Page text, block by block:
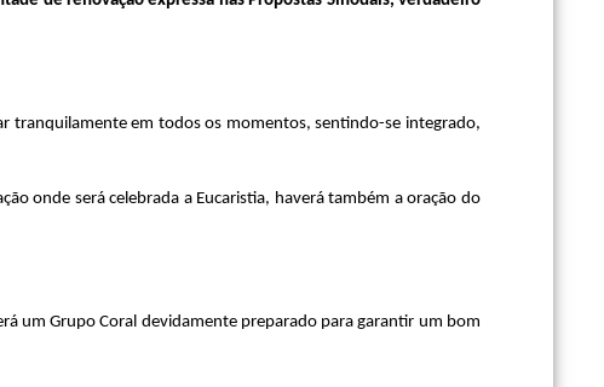
tranquilamente em todos os momentos, sentindo-se integrado,
onde será celebrada a Eucaristia, haverá também a oração do
um Grupo Coral devidamente preparado para garantir um bom